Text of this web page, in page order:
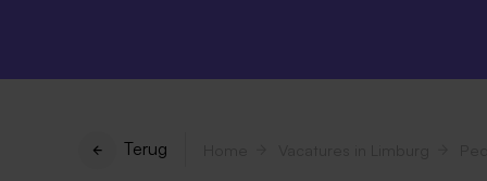
Terug